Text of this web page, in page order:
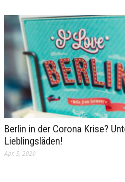
Berlin in der Corona Krise?
Lieblingsläden!
Apr. 5, 2020